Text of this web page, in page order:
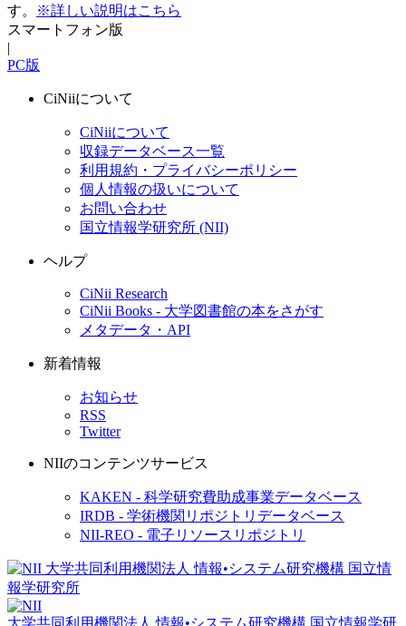
す。
※詳しい説明はこちら
スマートフォン版
|
PC版
CiNiiについて
CiNiiについて
収録データベース一覧
利用規約・プライバシーポリシー
個人情報の扱いについて
お問い合わせ
国立情報学研究所 (NII)
ヘルプ
CiNii Research
CiNii Books - 大学図書館の本をさがす
メタデータ・API
新着情報
お知らせ
RSS
Twitter
NIIのコンテンツサービス
KAKEN - 科学研究費助成事業データベース
IRDB - 学術機関リポジトリデータベース
NII-REO - 電子リソースリポジトリ
大学共同利用機関法人 情報•システム研究機構 国立情報学研